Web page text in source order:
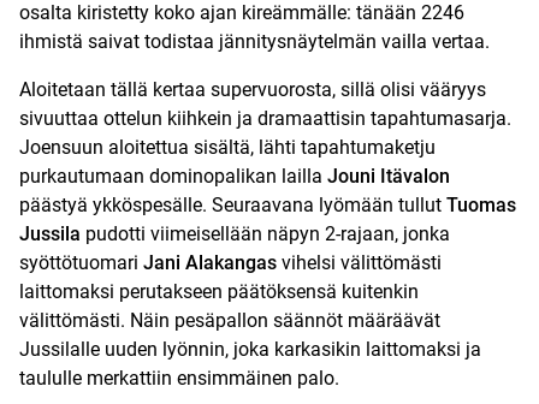
osalta kiristetty koko ajan kireämmälle: tänään 2246
ihmistä saivat todistaa jännitysnäytelmän vailla vertaa.
Aloitetaan tällä kertaa supervuorosta, sillä olisi vääryys
sivuuttaa ottelun kiihkein ja dramaattisin tapahtumasarja.
Joensuun aloitettua sisältä, lähti tapahtumaketju
purkautumaan dominopalikan lailla Jouni Itävalon
päästyä ykköspesälle. Seuraavana lyömään tullut Tuomas
Jussila pudotti viimeisellään näpyn 2-rajaan, jonka
syöttötuomari Jani Alakangas vihelsi välittömästi
laittomaksi perutakseen päätöksensä kuitenkin
välittömästi. Näin pesäpallon säännöt määräävät
Jussilalle uuden lyönnin, joka karkasikin laittomaksi ja
taululle merkattiin ensimmäinen palo.